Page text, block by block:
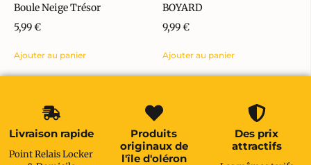
Boule Neige Trésor
5,99€
Ajouter au panier
BOYARD
9,99€
Ajouter au panier
Livraison rapide
Point Relais Locker
Produits
originaux de
l'île d'oléron
Des prix
attractifs